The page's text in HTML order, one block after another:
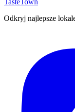
TasteTown
Odkryj najlepsze